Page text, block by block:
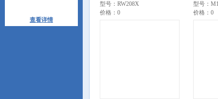
查看详情
型号：RW208X
价格：0
型号：
价格：0